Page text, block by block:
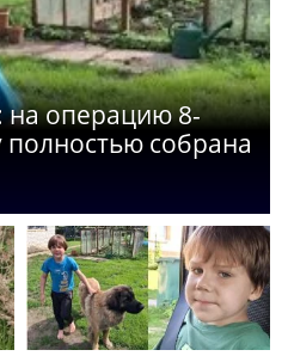
на операцию 8-
собрана